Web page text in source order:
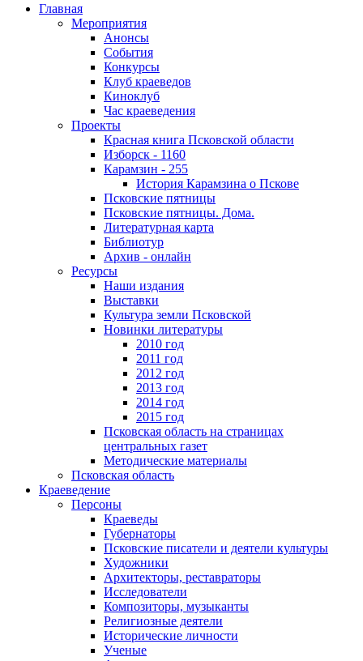
Главная
Мероприятия
Анонсы
События
Конкурсы
Клуб краеведов
Киноклуб
Час краеведения
Проекты
Красная книга Псковской области
Изборск - 1160
Карамзин - 255
История Карамзина о Пскове
Псковские пятницы
Псковские пятницы. Дома.
Литературная карта
Библиотур
Архив - онлайн
Ресурсы
Наши издания
Выставки
Культура земли Псковской
Новинки литературы
2010 год
2011 год
2012 год
2013 год
2014 год
2015 год
Псковская область на страницах
центральных газет
Методические материалы
Псковская область
Краеведение
Персоны
Краеведы
Губернаторы
Псковские писатели и деятели культуры
Художники
Архитекторы, реставраторы
Исследователи
Композиторы, музыканты
Религиозные деятели
Исторические личности
Ученые